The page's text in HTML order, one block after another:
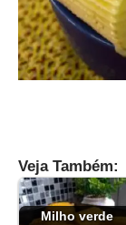
Veja Também:
Milho verde